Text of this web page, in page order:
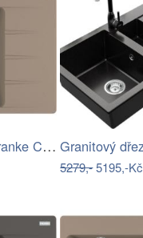
Granitový dřez Franke CNG 611-62 TL/2…
5279,-5195,-Kč